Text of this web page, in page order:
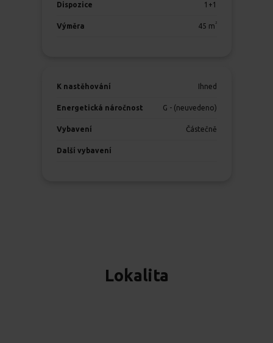
Dispozice 1+1
Výměra 45 m 2
K nastěhování Ihned
Energetická náročnost G - (neuvedeno)
Vybavení Částečně
Další vybavení
Lokalita